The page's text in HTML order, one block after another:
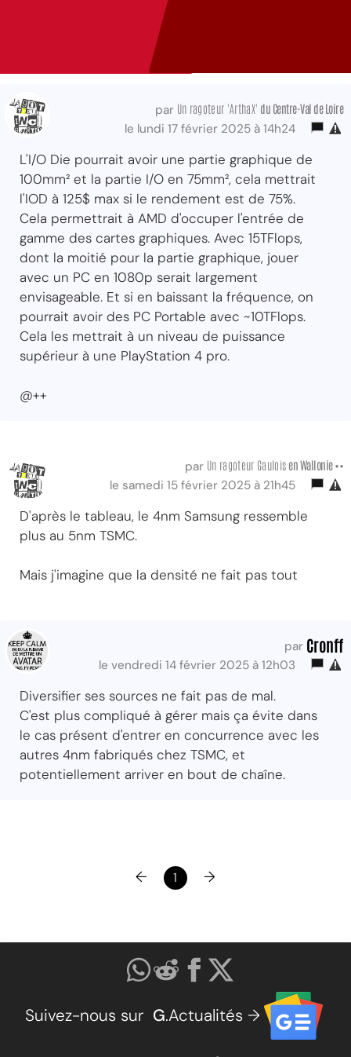
par Un ragoteur 'ArthaX' du Centre-Val de Loire
le lundi 17 février 2025 à 14h24
L'I/O Die pourrait avoir une partie graphique de
100mm² et la partie I/O en 75mm², cela mettrait
l'IOD à 125$ max si le rendement est de 75%.
Cela permettrait à AMD d'occuper l'entrée de
gamme des cartes graphiques. Avec 15TFlops,
dont la moitié pour la partie graphique, jouer
avec un PC en 1080p serait largement
envisageable. Et si en baissant la fréquence, on
pourrait avoir des PC Portable avec ~10TFlops.
Cela les mettrait à un niveau de puissance
supérieur à une PlayStation 4 pro.
@++
par Un ragoteur Gaulois en Wallonie ••
le samedi 15 février 2025 à 21h45
D'après le tableau, le 4nm Samsung ressemble
plus au 5nm TSMC.
Mais j'imagine que la densité ne fait pas tout
par Cronff
le vendredi 14 février 2025 à 12h03
Diversifier ses sources ne fait pas de mal.
C'est plus compliqué à gérer mais ça évite dans
le cas présent d'entrer en concurrence avec les
autres 4nm fabriqués chez TSMC, et
potentiellement arriver en bout de chaîne.
← 1 →
Suivez-nous sur G.Actualités →